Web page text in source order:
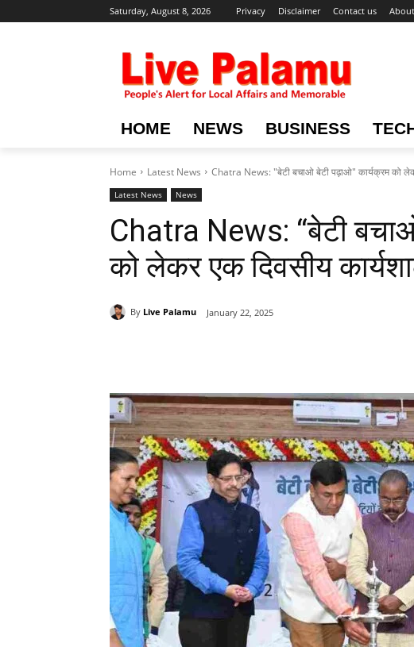
Saturday, August 8, 2026 Privacy Disclaimer Contact us
HOME NEWS BUSINESS
Home Latest News Chatra News: "बेटी बचाओ बेटी पढ़ाओ" कार्यक्रम को
Latest News News
Chatra News: “बेटी
को लेकर एक दिवसीय
By Live Palamu January 22, 2025